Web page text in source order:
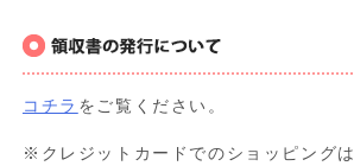
コチラ をご覧ください。
※クレジットカードでのショッピングは